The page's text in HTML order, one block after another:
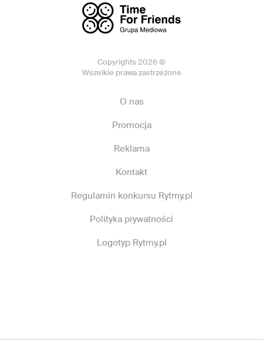
Copyrights 2026 ©
Wszelkie prawa zastrzeżone
O nas
Promocja
Reklama
Kontakt
Regulamin konkursu Rytmy.pl
Polityka prywatności
Logotyp Rytmy.pl